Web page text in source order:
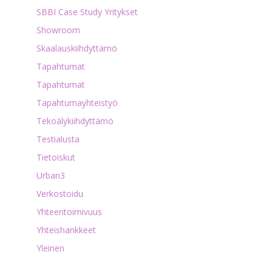
SBBI Case Study Yritykset
Showroom
Skaalauskiihdyttämö
Tapahtumat
Tapahtumat
Tapahtumayhteistyö
Tekoälykiihdyttämö
Testialusta
Tietoiskut
Urban3
Verkostoidu
Yhteentoimivuus
Yhteishankkeet
Yleinen